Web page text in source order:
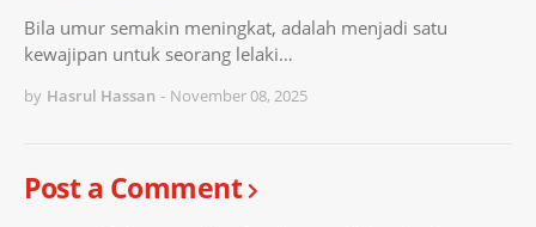
Bila umur semakin meningkat, adalah menjadi satu
kewajipan untuk seorang lelaki…
by Hasrul Hassan - November 08, 2025
Post a Comment